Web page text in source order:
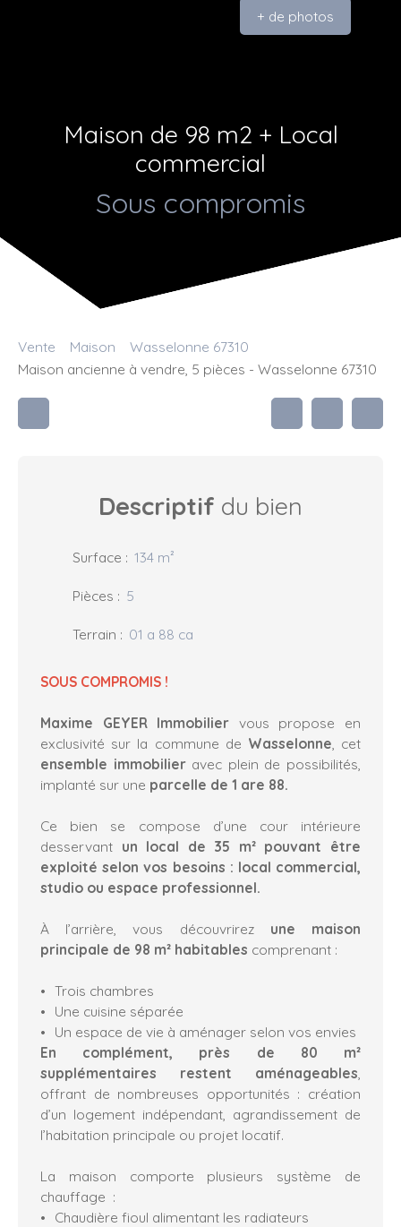
+ de photos
Maison de 98 m2 + Local
commercial
Sous compromis
Vente Maison
Wasselonne 67310
Maison ancienne à vendre, 5 pièces - Wasselonne 67310
Descriptif du bien
Surface : 134 m²
Pièces : 5
Terrain : 01 a 88 ca
SOUS COMPROMIS !
Maxime GEYER Immobilier vous propose en
exclusivité sur la commune de Wasselonne , cet
ensemble immobilieravec plein de possibilités,
implanté sur une parcelle de 1 are 88.
Ce bien se compose d’une cour intérieure
desservant un local de 35 m² pouvant être
exploité selon vos besoins : local commercial,
studio ou espace professionnel.
À l’arrière, vous découvrirez une maison
principale de 98 m² habitables comprenant :
Trois chambres
Une cuisine séparée
Un espace de vie à aménager selon vos envies
En complément, près de 80 m²
supplémentaires restent aménageables
offrant de nombreuses opportunités : création
d’un logement indépendant, agrandissement de
l’habitation principale ou projet locatif.
La maison comporte plusieurs système de
chauffage :
Chaudière fioul alimentant les radiateurs